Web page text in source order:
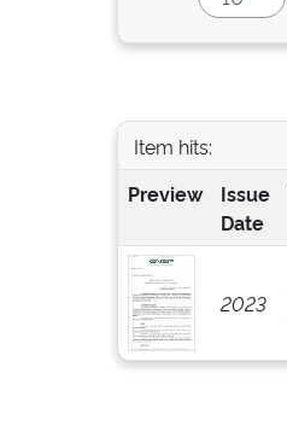
Item hits:
Preview
Issue
Date
2023